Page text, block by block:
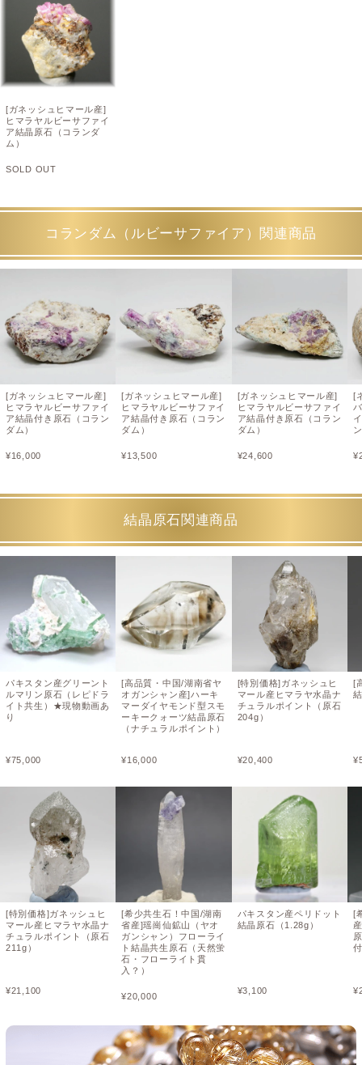
[ガネッシュヒマール産]
ヒマラヤルビーサファイ
ア結晶原石（コランダ
ム）
SOLD OUT
コランダム（ルビーサファイア）関連商品
[ガネッシュヒマール産]
ヒマラヤルビーサファイ
ア結晶付き原石（コラン
ダム）
¥16,000
[ガネッシュヒマール産]
ヒマラヤルビーサファイ
ア結晶付き原石（コラン
ダム）
¥13,500
[ガネッシュヒマール産]
ヒマラヤルビーサファイ
ア結晶付き原石（コラン
ダム）
¥24,600
[
¥
結晶原石関連商品
パキスタン産グリーント
ルマリン原石（レピドラ
イト共生）★現物動画あ
り
¥75,000
[特別価格]ガネッシュヒ
マール産ヒマラヤ水晶ナ
チュラルポイント（原石
211g）
¥21,100
[高品質・中国/湖南省ヤ
オガンシャン産]ハーキ
マーダイヤモンド型スモ
ーキークォーツ結晶原石
（ナチュラルポイント）
¥16,000
[希少共生石！中国/湖南
省産]瑶崗仙鉱山（ヤオ
ガンシャン）フローライ
ト結晶共生原石（天然蛍
石・フローライト貫
入？）
¥20,000
[特別価格]ガネッシュヒ
マール産ヒマラヤ水晶ナ
チュラルポイント（原石
204g）
¥20,400
パキスタン産ペリドット
結晶原石（1.28g）
¥3,100
[
¥
[
¥